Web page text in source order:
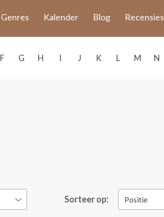
Genres Kalender Blog Recensies
F G H I J K L M N
Sorteer op: Positie